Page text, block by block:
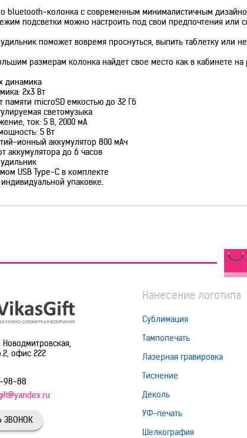
bluetooth-колонка с современным минималистичным
подсветки можно настроить под свои предпочтения или
поможет вовремя проснуться, выпить таблетку или
размерам колонка найдет свое место как в кабинете
динамика
2x3 Вт
памяти microSD емкостью до 32 Гб
светомузыка
ток: 5 В, 2000 мА
5 Вт
ионный аккумулятор 800 мАч
аккумулятора до 6 часов
USB Type-C в комплекте
индивидуальной упаковке.
Новодмитровская,
офис 222
98-88
ЗВОНОК
Нанесение логотипа
Сублимация
Тампопечать
Лазерная гравировка
Тиснение
Деколь
УФ-печать
Шелкография